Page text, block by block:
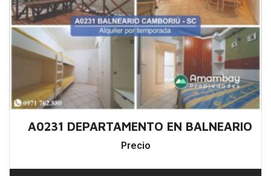
A0231 DEPARTAMENTO EN BALNEARIO
Precio